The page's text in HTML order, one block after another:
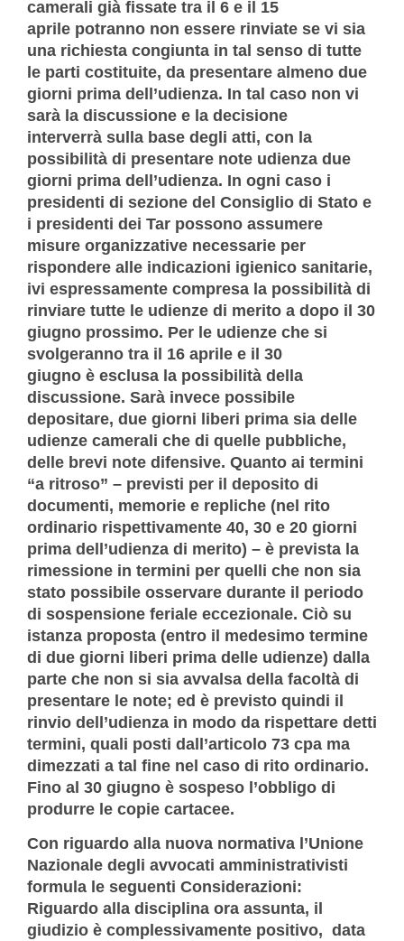
camerali già fissate tra il 6 e il 15
aprile potranno non essere rinviate se vi sia
una richiesta congiunta in tal senso di tutte
le parti costituite, da presentare almeno due
giorni prima dell’udienza. In tal caso non vi
sarà la discussione e la decisione
interverrà sulla base degli atti, con la
possibilità di presentare note udienza due
giorni prima dell’udienza. In ogni caso i
presidenti di sezione del Consiglio di Stato e
i presidenti dei Tar possono assumere
misure organizzative necessarie per
rispondere alle indicazioni igienico sanitarie,
ivi espressamente compresa la possibilità di
rinviare tutte le udienze di merito a dopo il 30
giugno prossimo. Per le udienze che si
svolgeranno tra il 16 aprile e il 30
giugno è esclusa la possibilità della
discussione. Sarà invece possibile
depositare, due giorni liberi prima sia delle
udienze camerali che di quelle pubbliche,
delle brevi note difensive. Quanto ai termini
“a ritroso” – previsti per il deposito di
documenti, memorie e repliche (nel rito
ordinario rispettivamente 40, 30 e 20 giorni
prima dell’udienza di merito) – è prevista la
rimessione in termini per quelli che non sia
stato possibile osservare durante il periodo
di sospensione feriale eccezionale. Ciò su
istanza proposta (entro il medesimo termine
di due giorni liberi prima delle udienze) dalla
parte che non si sia avvalsa della facoltà di
presentare le note; ed è previsto quindi il
rinvio dell’udienza in modo da rispettare detti
termini, quali posti dall’articolo 73 cpa ma
dimezzati a tal fine nel caso di rito ordinario.
Fino al 30 giugno è sospeso l’obbligo di
produrre le copie cartacee.
Con riguardo alla nuova normativa l’Unione
Nazionale degli avvocati amministrativisti
formula le seguenti Considerazioni:
Riguardo alla disciplina ora assunta, il
giudizio è complessivamente positivo, data